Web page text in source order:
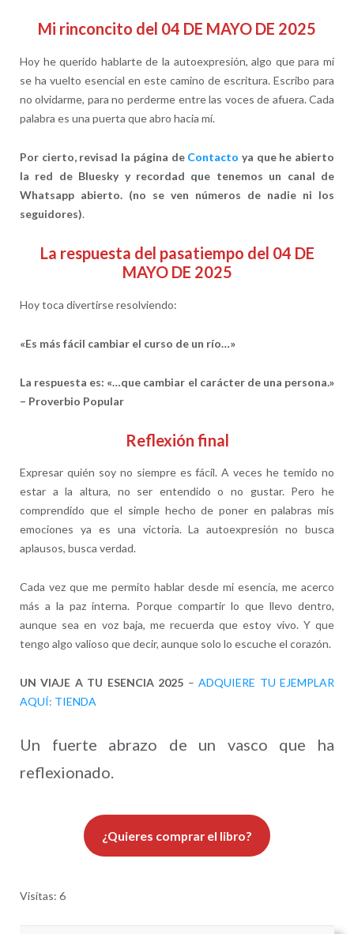
Mi rinconcito del 04 DE MAYO DE 2025
Hoy he querido hablarte de la autoexpresión, algo que para mí
se ha vuelto esencial en este camino de escritura. Escribo para
no olvidarme, para no perderme entre las voces de afuera. Cada
palabra es una puerta que abro hacia mí.
Por cierto, revisad la página de Contacto ya que he abierto
la red de Bluesky y recordad que tenemos un canal de
Whatsapp abierto. (no se ven números de nadie ni los
seguidores).
La respuesta del pasatiempo del 04 DE
MAYO DE 2025
Hoy toca divertirse resolviendo:
«Es más fácil cambiar el curso de un río…»
La respuesta es: «…que cambiar el carácter de una persona.»
– Proverbio Popular
Reflexión final
Expresar quién soy no siempre es fácil. A veces he temido no
estar a la altura, no ser entendido o no gustar. Pero he
comprendido que el simple hecho de poner en palabras mis
emociones ya es una victoria. La autoexpresión no busca
aplausos, busca verdad.
Cada vez que me permito hablar desde mi esencia, me acerco
más a la paz interna. Porque compartir lo que llevo dentro,
aunque sea en voz baja, me recuerda que estoy vivo. Y que
tengo algo valioso que decir, aunque solo lo escuche el corazón.
UN VIAJE A TU ESENCIA 2025 –ADQUIERE TU EJEMPLAR
AQUÍ: TIENDA
Un fuerte abrazo de un vasco que ha
reflexionado.
¿Quieres comprar el libro?
Visitas: 6